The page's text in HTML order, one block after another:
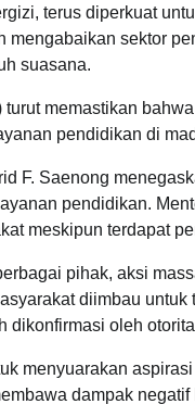
terus diperkuat
mengabaikan sektor
suasana.
turut memastikan
pendidikan di
F. Saenong
pendidikan.
meskipun terdapat
pihak, aksi
diimbau
dikonfirmasi oleh
menyuarakan
dampak